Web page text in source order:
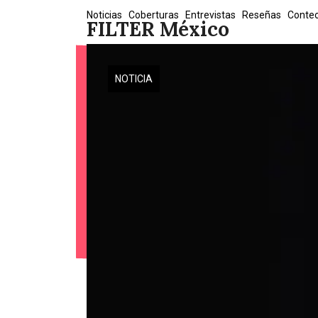
FILTER México
Noticias Coberturas Entrevistas Reseñas
NOTICIA